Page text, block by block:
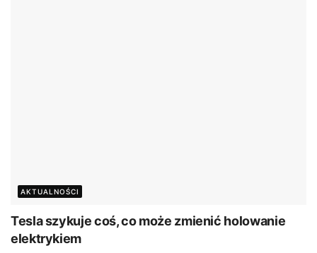
AKTUALNOŚCI
Tesla szykuje coś, co może zmienić holowanie
elektrykiem